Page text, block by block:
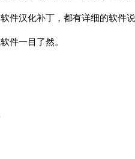
汉化补丁，都有详细的软件说
件一目了然。